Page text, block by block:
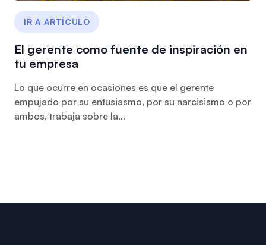
IR A ARTÍCULO
El gerente como fuente de inspiración en
tu empresa
Lo que ocurre en ocasiones es que el gerente
empujado por su entusiasmo, por su narcisismo o por
ambos, trabaja sobre la...